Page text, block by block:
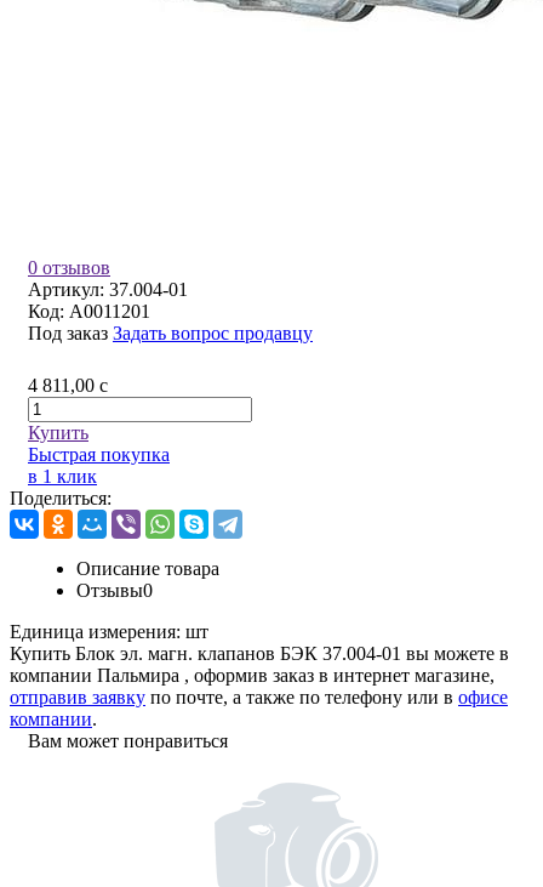
0 отзывов
Артикул: 37.004-01
Код: A0011201
Под заказ Задать вопрос продавцу
4 811,00 c
Купить
Быстрая покупка
в 1 клик
Поделиться:
Описание товара
Отзывы0
Единица измерения: шт
Купить Блок эл. магн. клапанов БЭК 37.004-01 вы можете в
компании Пальмира , оформив заказ в интернет магазине,
отправив заявку по почте, а также по телефону или в офисе
компании.
Вам может понравиться